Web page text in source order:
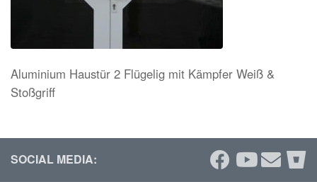
Aluminium Haustür 2 Flügelig mit Kämpfer Weiß &
Stoßgriff
SOCIAL MEDIA: